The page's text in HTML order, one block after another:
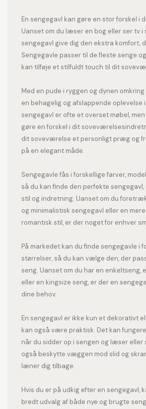
En sengegavl kan gøre en stor forskel i
Uanset om du læser en bog eller ser tv i
sengegavl give dig den ekstra komfort,
Sengegavle passer til de fleste senge
kan tilføje et stilfuldt touch til dit
Med en pude i ryggen og dynen
en behagelig og afslappende oplevelse i
sengegavl er ofte et overset møbel,
gøre en forskel i dit
dit soveværelse et personligt præg og
på en elegant måde.
Sengegavle fås i forskellige farver,
så du kan finde den perfekte
stil og indretning. Uanset om du
og minimalistisk sengegavl eller en
romantisk stil, er der noget for enhver
På markedet kan du finde sengegavle i
størrelser, så du kan vælge den, der
seng. Uanset om du har en enkeltseng,
eller en kingsize seng, er der en
dine behov.
En sengegavl er ikke kun et dekorativt
kan også være praktisk. Det kan
når du sidder op i sengen og læser eller
også beskytte væggen mod slid og
læner dig tilbage.
Hvis du er på udkig efter en sengegavl,
bredt udvalg af både nye og brugte